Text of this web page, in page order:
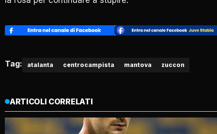
Tag: atalanta centrocampista mantova zuccon
ARTICOLI CORRELATI